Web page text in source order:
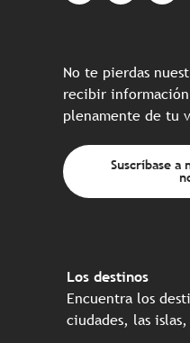
No te pierdas
recibir
plenamente de tu
Suscríbase a
Los destinos
Encuentra los
ciudades, las